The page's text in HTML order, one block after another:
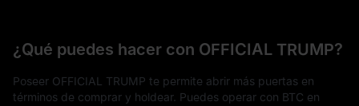
¿Qué puedes hacer con OFFICIAL TRUMP?
Poseer OFFICIAL TRUMP te permite abrir más puertas en
términos de comprar y holdear. Puedes operar con BTC en